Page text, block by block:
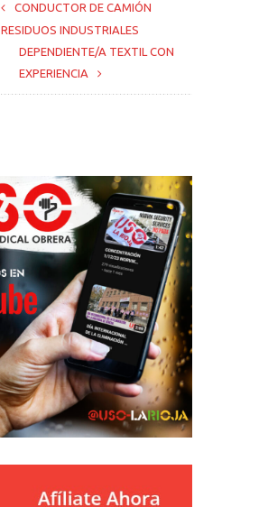
CONDUCTOR DE CAMIÓN
RESIDUOS INDUSTRIALES
DEPENDIENTE/A TEXTIL CON
EXPERIENCIA